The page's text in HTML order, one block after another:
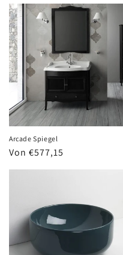
Arcade Spiegel
Normaler
Von €577,15